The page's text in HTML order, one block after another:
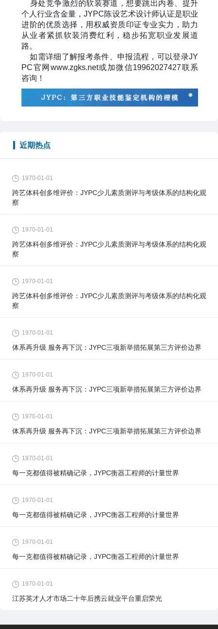
身处竞争激烈的软装赛道，想要跳出内卷、提升
个人行业含金量，JYPC陈设艺术设计师认证是职业
进阶的优质选择，用权威资质印证专业实力，助力
从业者紧抓软装消费红利，稳步拓宽职业发展道
路。
如需详细了解报考条件、申报流程，可以登录JY
PC官网 www.zgks.net或加微信19962027427联系
咨询！
近期热点
1970-01-01
跨艺体科创多维评价：JYPC少儿素质测评与考级体系的结构化观
察
1970-01-01
跨艺体科创多维评价：JYPC少儿素质测评与考级体系的结构化观
察
1970-01-01
跨艺体科创多维评价：JYPC少儿素质测评与考级体系的结构化观
察
1970-01-01
体系再升级 服务再下沉：JYPC三项新举措拓展第三方评价边界
1970-01-01
体系再升级 服务再下沉：JYPC三项新举措拓展第三方评价边界
1970-01-01
体系再升级 服务再下沉：JYPC三项新举措拓展第三方评价边界
1970-01-01
每一克都值得被精确记录，JYPC衡器工程师的计量世界
1970-01-01
每一克都值得被精确记录，JYPC衡器工程师的计量世界
1970-01-01
每一克都值得被精确记录，JYPC衡器工程师的计量世界
1970-01-01
江苏英才人才市场二十年后携云就业平台重启荣光